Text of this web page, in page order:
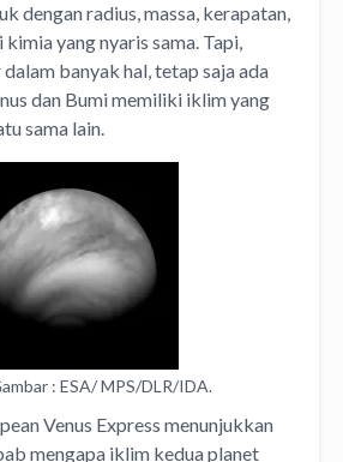
dengan radius, massa, kerapatan,
yang nyaris sama. Tapi,
banyak hal, tetap saja ada
dan Bumi memiliki iklim yang
sama lain.
: ESA/ MPS/DLR/IDA.
Venus Express menunjukkan
mengapa iklim kedua planet